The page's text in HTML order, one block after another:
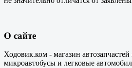
О сайте
Ходовик.ком - магазин автозапчастей
микроавтобусы и легковые